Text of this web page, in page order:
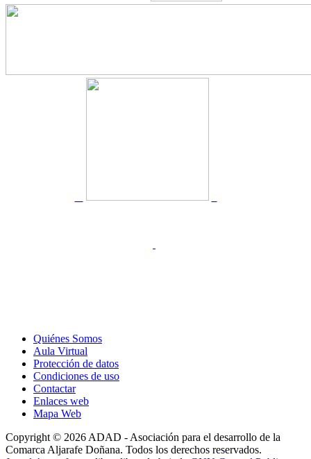
Quiénes Somos
Aula Virtual
Protección de datos
Condiciones de uso
Contactar
Enlaces web
Mapa Web
Copyright © 2026 ADAD - Asociación para el desarrollo de la
Comarca Aljarafe Doñana. Todos los derechos reservados.